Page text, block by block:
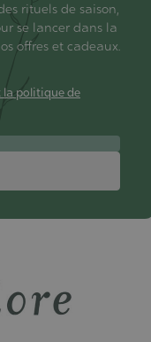
rituels de saison,
se lancer dans la
offres et cadeaux.
la politique de